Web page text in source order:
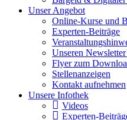
Unser Angebot
Online-Kurse und
Experten-Beiträge
Unseren
Flyer zum
Stellenanzeigen
Kontakt aufnehmen
Unsere Infothek
Videos
Experten-